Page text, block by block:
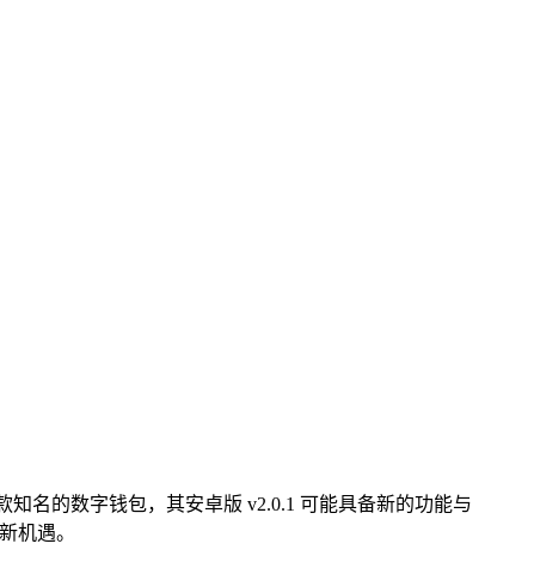
知名的数字钱包，其安卓版 v2.0.1 可能具备新的功能与
机遇。